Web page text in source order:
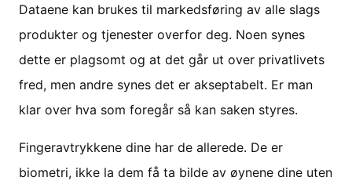
Dataene kan brukes til markedsføring av alle slags
produkter og tjenester overfor deg. Noen synes
dette er plagsomt og at det går ut over privatlivets
fred, men andre synes det er akseptabelt. Er man
klar over hva som foregår så kan saken styres.
Fingeravtrykkene dine har de allerede. De er
biometri, ikke la dem få ta bilde av øynene dine uten